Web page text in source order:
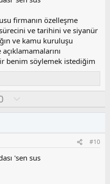
y
l
a
firmanın özelleşme
ve tarihini ve siyanür
ve kamu kuruluşu
benim söylemek istediğim
l
s
u
z
#10
'sen sus